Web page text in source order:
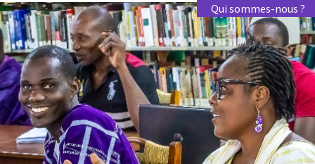
Qui sommes-nous ?